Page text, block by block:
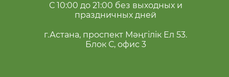
С 10:00 до 21:00 без выходных и
праздничных дней
г.Астана, проспект Мәңгілік Ел 53.
Блок С, офис 3